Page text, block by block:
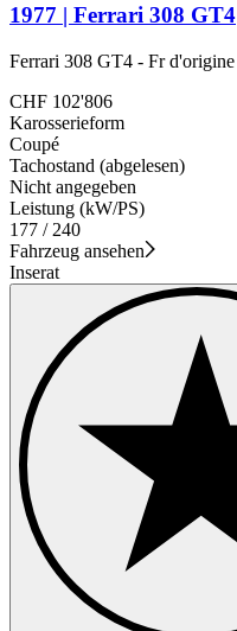
1977 | Ferrari 308 GT4
Ferrari 308 GT4 - Fr d'origine
CHF 102'806
Karosserieform
Coupé
Tachostand (abgelesen)
Nicht angegeben
Leistung (kW/PS)
177 / 240
Fahrzeug ansehen
Inserat